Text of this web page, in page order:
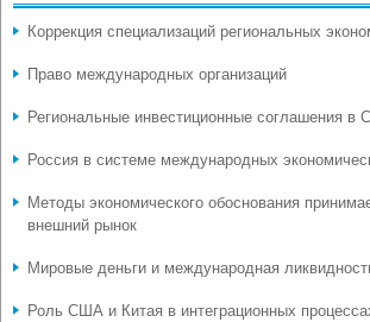
Коррекция специализаций региональных
Право международных организаций
Региональные инвестиционные соглашения в
Россия в системе международных
Методы экономического обоснования
внешний рынок
Мировые деньги и международная
Роль США и Китая в интеграционных